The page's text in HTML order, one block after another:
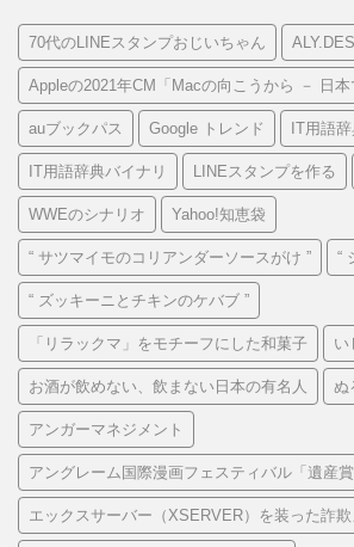
70代のLINEスタンプおじいちゃん
Appleの2021年CM「Macの向こうから － 日
auブックパス Google トレンド IT用語
IT用語辞典バイナリ LINEスタンプを作る
WWEのシナリオ Yahoo!知恵袋
“ サツマイモのコリアンダーソースがけ ” “
“ ズッキーニとチキンのケバブ ”
「リラックマ」をモチーフにした和菓子 い
お酒が飲めない、飲まない日本の有名人 ぬ
アンガーマネジメント
アングレーム国際漫画フェスティバル「遺産賞
エックスサーバー（XSERVER）を装った詐